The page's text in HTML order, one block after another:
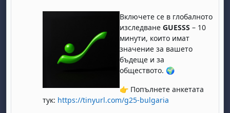
Включете се в глобалното
изследване GUESSS – 10
минути, които имат
значение за вашето
бъдеще и за
обществото. 🌍
👉 Попълнете анкетата
тук: https://tinyurl.com/g25-bulgaria